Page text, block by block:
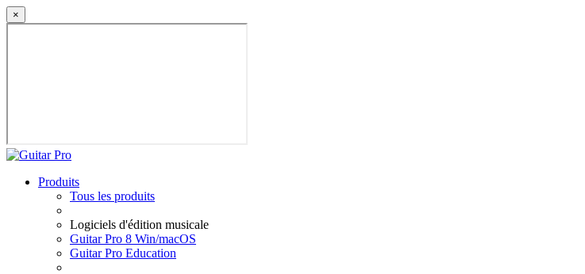
×
Produits
Tous les produits
Logiciels d'édition musicale
Guitar Pro 8 Win/macOS
Guitar Pro Education